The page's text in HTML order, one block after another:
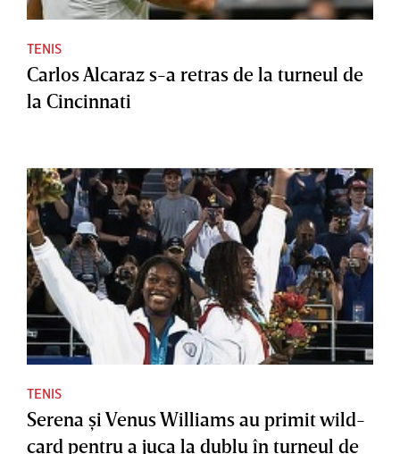
TENIS
Carlos Alcaraz s-a retras de la turneul de
la Cincinnati
TENIS
Serena şi Venus Williams au primit wild-
card pentru a juca la dublu în turneul de